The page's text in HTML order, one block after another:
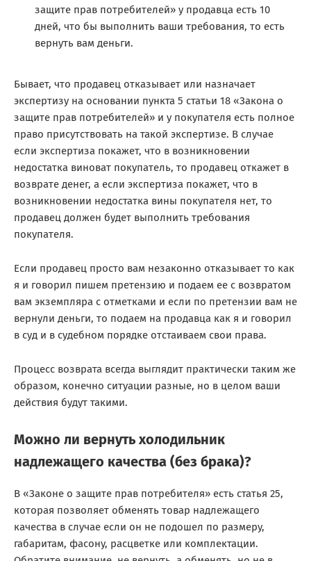
защите прав потребителей» у продавца есть 10
дней, что бы выполнить ваши требования, то есть
вернуть вам деньги.
Бывает, что продавец отказывает или назначает
экспертизу на основании пункта 5 статьи 18 «Закона о
защите прав потребителей» и у покупателя есть полное
право присутствовать на такой экспертизе. В случае
если экспертиза покажет, что в возникновении
недостатка виноват покупатель, то продавец откажет в
возврате денег, а если экспертиза покажет, что в
возникновении недостатка вины покупателя нет, то
продавец должен будет выполнить требования
покупателя.
Если продавец просто вам незаконно отказывает то как
я и говорил пишем претензию и подаем ее с возвратом
вам экземпляра с отметками и если по претензии вам не
вернули деньги, то подаем на продавца как я и говорил
в суд и в судебном порядке отстаиваем свои права.
Процесс возврата всегда выглядит практически таким же
образом, конечно ситуации разные, но в целом ваши
действия будут такими.
Можно ли вернуть холодильник
надлежащего качества (без брака)?
В «Законе о защите прав потребителя» есть статья 25,
которая позволяет обменять товар надлежащего
качества в случае если он не подошел по размеру,
габаритам, фасону, расцветке или комплектации.